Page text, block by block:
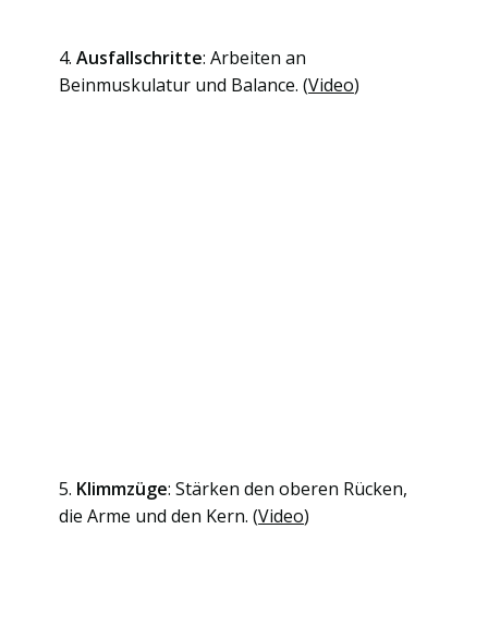
4. Ausfallschritte: Arbeiten an
Beinmuskulatur und Balance. (Video)
5. Klimmzüge: Stärken den oberen Rücken,
die Arme und den Kern. (Video)